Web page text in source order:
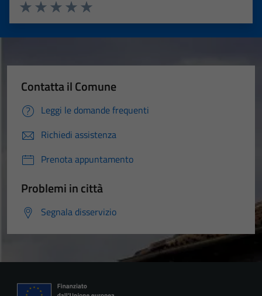
Valuta 5 stelle su 5
Valuta 4 stelle su 5
Valuta 3 stelle su 5
Valuta 2 stelle su 5
Valuta 1 stelle su 5
Contatta il Comune
Leggi le domande frequenti
Richiedi assistenza
Prenota appuntamento
Problemi in città
Segnala disservizio